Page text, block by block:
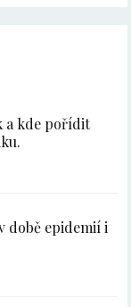
a kde pořídit
době epidemií i